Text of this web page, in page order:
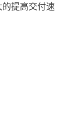
提高交付速